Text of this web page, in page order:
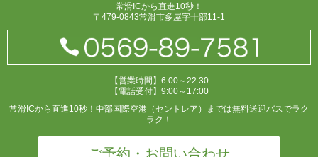
常滑ICから直進10秒！
〒479-0843常滑市多屋字十部11-1
【営業時間】6:00～22:30
【電話受付】9:00～17:00
常滑ICから直進10秒！中部国際空港（セントレア）までは無料送迎バスでラク
ラク！
ご予約・お問い合わせ